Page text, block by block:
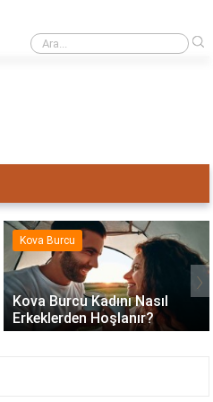
Terazi Erkeği Nasıl Sevişir?
Kova Burcu
Kova Burcu Kadını Nasıl
Erkeklerden Hoşlanır?
›